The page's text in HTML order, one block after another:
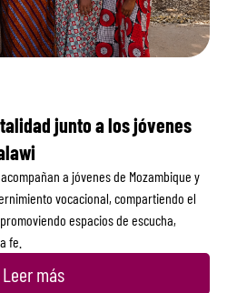
junto a los jóvenes
a jóvenes de Mozambique y
vocacional, compartiendo el
espacios de escucha,
fe.
Leer más